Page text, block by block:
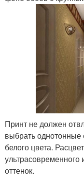
Принт не должен
выбрать однотонные
белого цвета.
ультрасовременного
оттенок.